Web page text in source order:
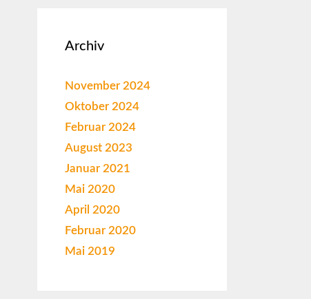
Archiv
November 2024
Oktober 2024
Februar 2024
August 2023
Januar 2021
Mai 2020
April 2020
Februar 2020
Mai 2019